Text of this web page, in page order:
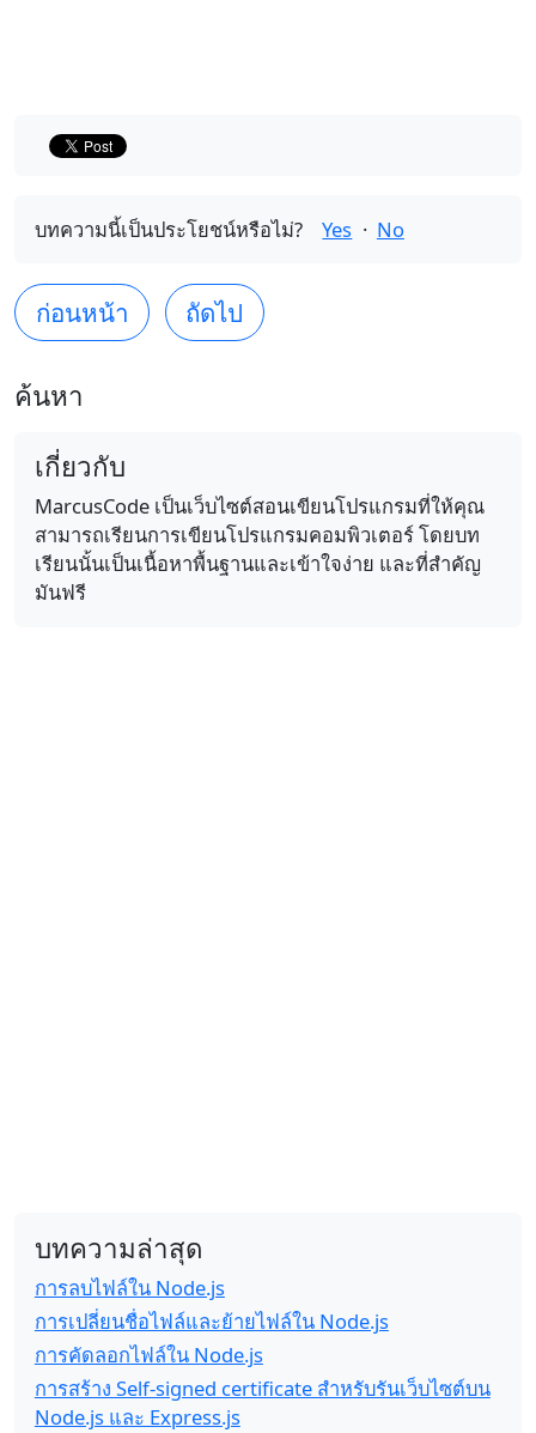
บทความนี้เป็นประโยชน์หรือไม่? Yes · No
ก่อนหน้า ถัดไป
ค้นหา
เกี่ยวกับ
MarcusCode เป็นเว็บไซต์สอนเขียนโปรแกรมที่ให้คุณ
สามารถเรียนการเขียนโปรแกรมคอมพิวเตอร์ โดยบท
เรียนนั้นเป็นเนื้อหาพื้นฐานและเข้าใจง่าย และที่สำคัญ
มันฟรี
บทความล่าสุด
การลบไฟล์ใน Node.js
การเปลี่ยนชื่อไฟล์และย้ายไฟล์ใน Node.js
การคัดลอกไฟล์ใน Node.js
การสร้าง Self-signed certificate สำหรับรันเว็บไซต์บน
Node.js และ Express.js